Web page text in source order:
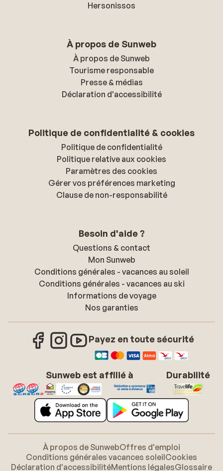
Hersonissos
À propos de Sunweb
À propos de Sunweb
Tourisme responsable
Presse & médias
Déclaration d'accessibilité
Politique de confidentialité & cookies
Politique de confidentialité
Politique relative aux cookies
Paramètres des cookies
Gérer vos préférences marketing
Clause de non-responsabilité
Besoin d'aide ?
Questions & contact
Mon Sunweb
Conditions générales - vacances au soleil
Conditions générales - vacances au ski
Informations de voyage
Nos garanties
Payez en toute sécurité
Sunweb est affilié à Durabilité
À propos de SunwebOffres d'emploi
Conditions générales vacances soleilCookies
Déclaration d'accessibilitéMentions légalesGlossaire